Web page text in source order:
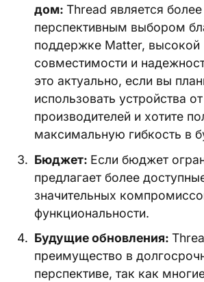
дом: Thread является более
перспективным выбором
поддержке Matter, высокой
совместимости и
это актуально, если вы
использовать устройства
производителей и хотите
максимальную гибкость в
Бюджет: Если бюджет
предлагает более
значительных
функциональности.
Будущие обновления:
преимущество в
перспективе, так как